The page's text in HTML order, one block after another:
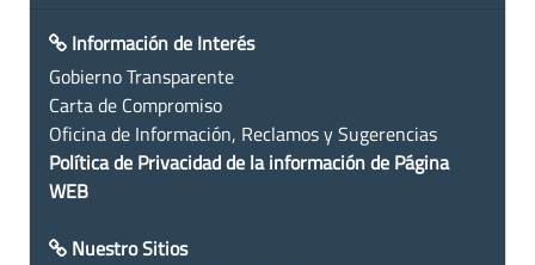
Información de Interés
Gobierno Transparente
Carta de Compromiso
Oficina de Información, Reclamos y Sugerencias
Política de Privacidad de la información de Página
WEB
Nuestro Sitios